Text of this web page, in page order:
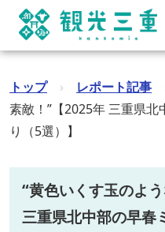
トップ › レポート記事
素敵！”【2025年 三重県
り（5選）】
“黄色いくす玉のよ
三重県北中部の早春